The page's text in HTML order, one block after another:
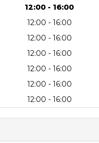
12:00 - 16:00
12:00 - 16:00
12:00 - 16:00
12:00 - 16:00
12:00 - 16:00
12:00 - 16:00
12:00 - 16:00